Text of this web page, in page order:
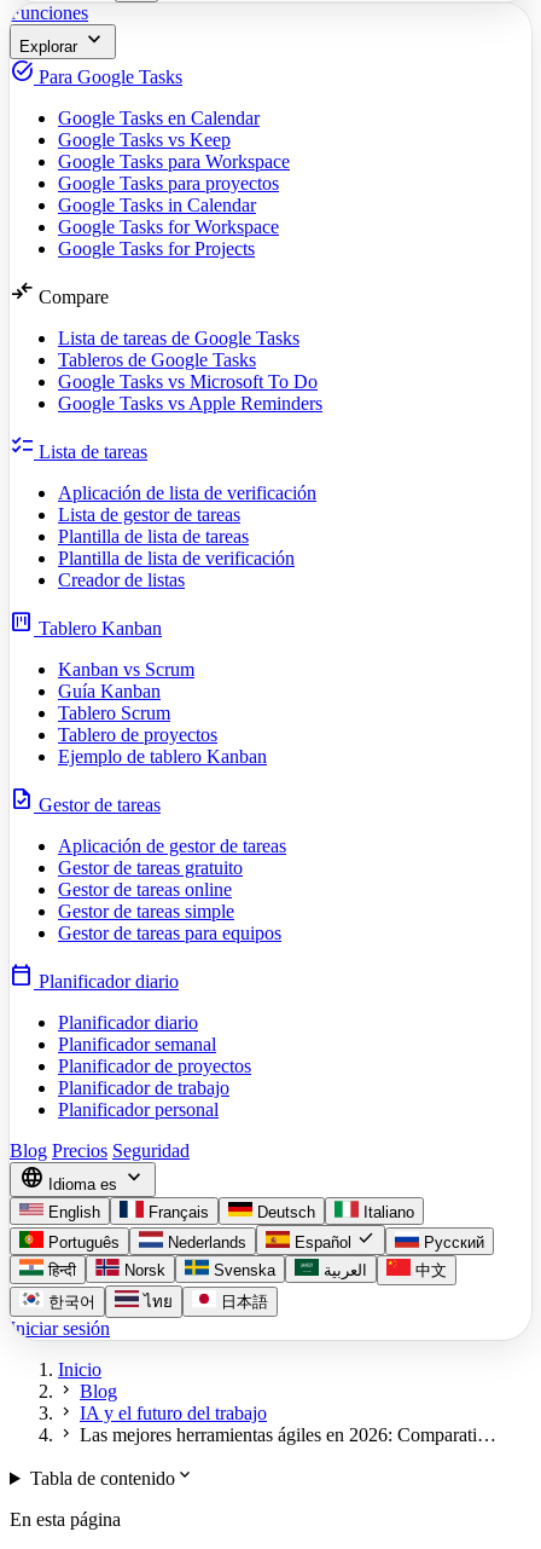
Funciones
Explorar expand_more
task_alt Para Google Tasks
Google Tasks en Calendar
Google Tasks vs Keep
Google Tasks para Workspace
Google Tasks para proyectos
Google Tasks in Calendar
Google Tasks for Workspace
Google Tasks for Projects
compare_arrows Compare
Lista de tareas de Google Tasks
Tableros de Google Tasks
Google Tasks vs Microsoft To Do
Google Tasks vs Apple Reminders
checklist Lista de tareas
Aplicación de lista de verificación
Lista de gestor de tareas
Plantilla de lista de tareas
Plantilla de lista de verificación
Creador de listas
view_kanban Tablero Kanban
Kanban vs Scrum
Guía Kanban
Tablero Scrum
Tablero de proyectos
Ejemplo de tablero Kanban
task Gestor de tareas
Aplicación de gestor de tareas
Gestor de tareas gratuito
Gestor de tareas online
Gestor de tareas simple
Gestor de tareas para equipos
calendar_today Planificador diario
Planificador diario
Planificador semanal
Planificador de proyectos
Planificador de trabajo
Planificador personal
Blog Precios Seguridad
language Idioma es expand_more
English Français Deutsch
Italiano
Português
Nederlands Español check
Русский
हिन्दी
Norsk Svenska العربية
中文
한국어
ไทย 日本語
Iniciar sesión
Inicio
chevron_right Blog
chevron_right IA y el futuro del trabajo
chevron_right Las mejores herramientas ágiles en 2026: Comparati…
Tabla de contenidoexpand_more
En esta página